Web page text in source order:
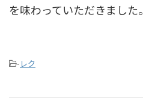
を味わっていただきました。
- レク